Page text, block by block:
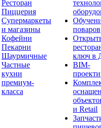
Ресторан
Пиццерия
Супермаркеты
и магазины
Кофейни
Пекарни
Шаурмичные
Частные
кухни
премиум-
класса
поваров
ключ в
BIM-
и Retail